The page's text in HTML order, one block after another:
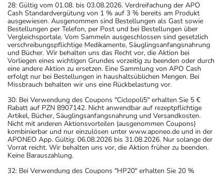
28: Gültig vom 01.08. bis 03.08.2026. Verdreifachung der APO
Cash Standardvergütung von 1 % auf 3 % bereits am Produkt
ausgewiesen. Ausgenommen sind Bestellungen als Gast sowie
Bestellungen per Telefon, per Post und bei Bestellungen über
Vergleichsportale. Vom Sammeln ausgeschlossen sind gesetzlich
verschreibungspflichtige Medikamente, Säuglingsanfangsnahrung
und Bücher. Wir behalten uns das Recht vor, die Aktion bei
Vorliegen eines wichtigen Grundes vorzeitig zu beenden oder durch
eine andere Aktion zu ersetzen. Eine Sammlung von APO Cash
erfolgt nur bei Bestellungen in haushaltsüblichen Mengen. Bei
Missbrauch behalten wir uns eine Rückbelastung vor.
30: Bei Verwendung des Coupons "Ciclopoli5" erhalten Sie 5 €
Rabatt auf PZN 8907142. Nicht anwendbar auf rezeptpflichtige
Artikel, Bücher, Säuglingsanfangsnahrung und Versandkosten.
Nicht mit anderen Aktionsvorteilen (ausgenommen Coupons)
kombinierbar und nur einzulösen unter www.aponeo.de und in der
APONEO App. Gültig: 06.08.2026 bis 31.08.2026. Nur solange der
Vorrat reicht. Wir behalten uns vor, die Aktion früher zu beenden.
Keine Barauszahlung.
32: Bei Verwendung des Coupons "HP20" erhalten Sie 20 %